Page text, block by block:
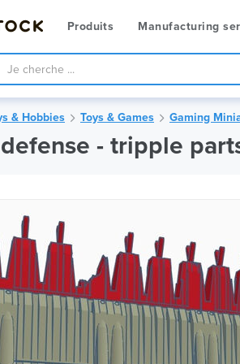
Produits Manufacturing
& Hobbies Toys & Games Gaming
- tripple